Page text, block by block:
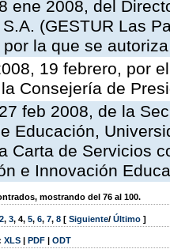
ene 2008, del
(GESTUR Las
la que se
19 febrero, por
Consejería de
feb 2008, de la
Educación,
Carta de Servicios
e Innovación
mostrando del 76 al 100.
2, 3, 4, 5, 6, 7, 8 [ Siguiente/ Último ]
XLS | PDF | ODT